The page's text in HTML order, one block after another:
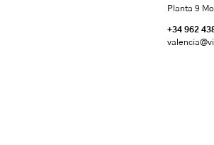
Planta 9
+34 962
valencia